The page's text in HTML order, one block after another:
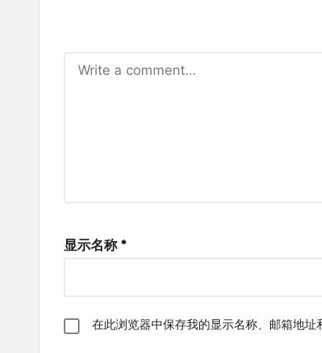
显示名称 *
在此浏览器中保存我的显示名称、邮箱地址